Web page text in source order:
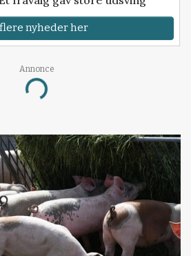
nyheder her
Annonce
Loading...